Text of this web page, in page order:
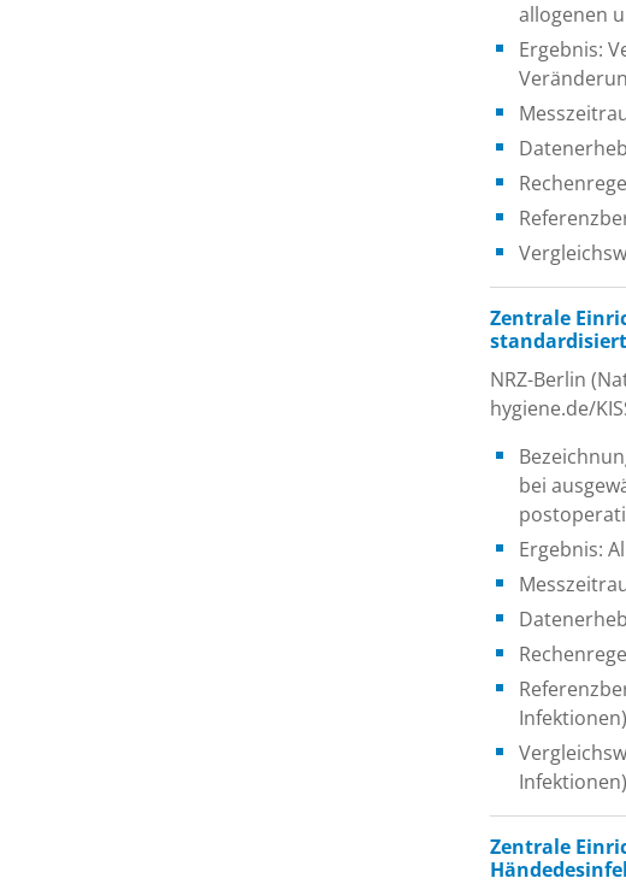
allogenen
Ergebnis:
Zentrale
NRZ-Berlin
hygiene.de/
bei
Ergebnis:
Infektionen)
Infektionen)
Zentrale